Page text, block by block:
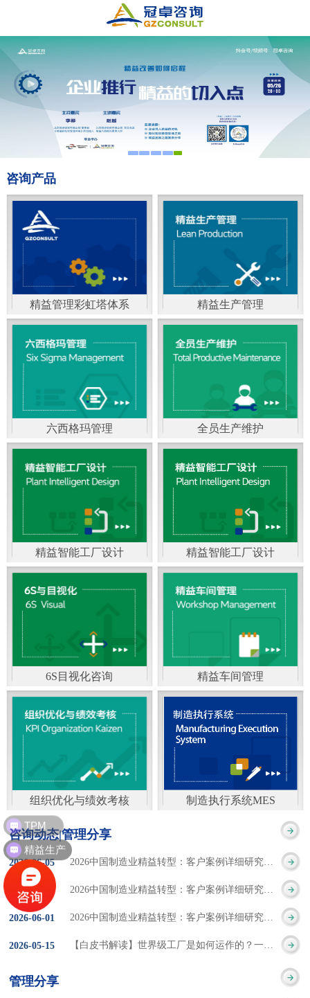
咨询产品
精益管理彩虹塔体系 精益生产管理
精益生产管理，是一种
以顾客需求为拉动，通
过减少和消除产品开发
设计、生产、管理和服
务中一切不产生价值的
活动(即浪费)来加快生产
流程的速度运营管理方
法。精益生产能够缩短
对顾客的交付周期，与
减少企业的库存，从而
增加企业资金回报率和
企业利润率。 在面
临市场多变，客户需求
日益多样化的情况下，
企业通过精益生产改善
活动，可以在以下方面
得到显著改善： 生
产时间减少5090%
库存减少5090% 质
量缺陷减少5090%
生产效率提升
3050% 与工作有关
的伤害降低50% 丰
六西格玛管理
官方客服：400-168-0525
在线商桥咨询（点击沟
通）
全员生产维护
官方客服：400-168-0525
在线商桥咨询（点击沟
通）
精益智能工厂设计
官方客服：400-168-0525
在线商桥咨询（点击沟
通）
精益智能工厂设计
“中国制造2025”是国家
战略最重要的举措。智
能工厂是指利用物联网
技术和信息技术提升管
理和服务，提高生产过
程可控性、减少生产线
人工干预，集智能手段
和智能系统等新兴技术
于一体，构建高效、节
能、绿色、环保、舒适
的人性化工厂。其核心
是实现信息与物理系统
CPS互联互通，智能决
策。冠卓咨询对于智能
工厂一直都在思考和沉
6S目视化咨询
6S及目视化管理是现代
化企业最基础的现场管
理方法，它的推进不仅
仅是展示企业基础管理
的“名片”，更是提升现
场管理水平消除现场浪
费的最佳途径。“现场6S
管理总是简单问题频繁
的重复的发生”，“制定
的推行机制无法持续执
行”，“没有可以持续推
精益车间管理
官方客服：400-168-0525
在线商桥咨询（点击沟
通）
组织优化与绩效考核
官方客服：400-168-0525
在线商桥咨询（点击沟
通）
制造执行系统MES
制造执行系统MES是一
套面向制造企业车间执
行层的生产信息化管理
系统，是企业CIMS信息
集成的纽带，是实施企
咨询动态|管理分享
2026-06-05
2026-06- 04
2026-06-01
2026-05-15
管理分享
精益生产
TPM